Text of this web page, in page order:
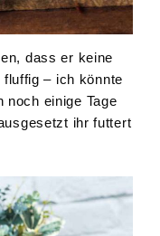
dass er keine
– ich könnte
noch einige Tage
ihr futtert